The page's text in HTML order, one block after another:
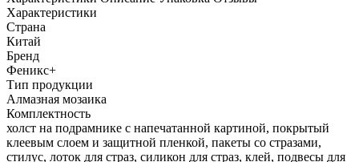
Характеристики
Страна
Китай
Бренд
Феникс+
Тип продукции
Алмазная мозаика
Комплектность
холст на подрамнике с напечатанной картиной, покрытый
клеевым слоем и защитной пленкой, пакеты со стразами,
стилус, лоток для страз, силикон для страз, клей, подвесы для